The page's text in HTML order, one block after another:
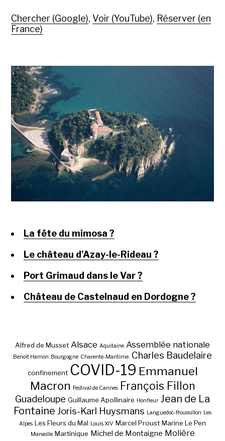
Chercher (Google), Voir (YouTube), Réserver (en
France)
La fête du mimosa ?
Le château d’Azay-le-Rideau ?
Port Grimaud dans le Var ?
Château de Castelnaud en Dordogne ?
Alfred de Musset Alsace Aquitaine Assemblée nationale
Benoît Hamon Bourgogne Charente-Maritime. Charles Baudelaire
confinement COVID-19 Emmanuel
Macron
Festival de Cannes François Fillon
Guadeloupe Guillaume Apollinaire Honfleur Jean de La
Fontaine Joris-Karl Huysmans Languedoc-Roussillon Les
Alpes Les Fleurs du Mal Louis XIV Marcel Proust Marine Le Pen
Marseille Martinique Michel de Montaigne Molière